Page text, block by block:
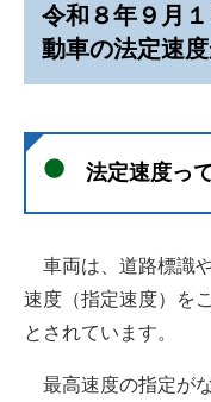
令和８年９月
動車の法定速
法定速度っ
車両は、道路標識
速度（指定速度）を
とされています。
最高速度の指定が